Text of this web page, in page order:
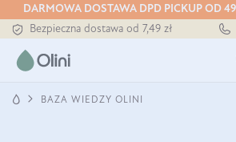
DARMOWA DOSTAWA DPD PICKUP OD
Bezpieczna dostawa od 7,49 zł
Darmowa dostawa od 199 zł
BAZA WIEDZY OLINI